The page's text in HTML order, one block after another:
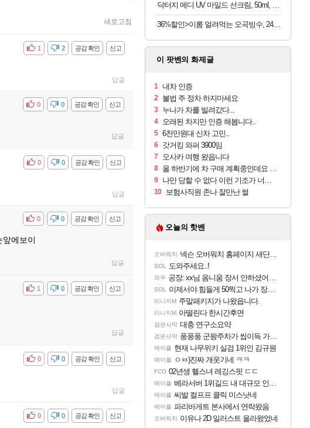
새로고침
신고
공감 확인
비공감 2
1
답글
신고
공감 확인
비공감 0
0
답글
신고
공감 확인
비공감 0
0
답글
신고
공감 확인
비공감 0
0
에보이
답글
신고
공감 확인
비공감 0
1
답글
신고
공감 확인
비공감 0
0
답글
신고
공감 확인
비공감 0
0
닥터지 메디 UV 마일드 선크림, 50ml, 2개
36%할인>이롬 얼려먹는 오곡빙수, 24팩 + 통통단팥 4캔, 1세트
이 팟벤의 화제글
1 내차 인증
2 불법 주 정차 하지마세요
3 누나가 차를 빌려갔다...
4 오래된 차지만 인증 해봅니다..
5 6천만원대 신차 고민..
6 갓거킹 와퍼 3900임
7 오사카 여행 왔읍니다
8 올 하반기에 차 구매 계획중인데요 행님들
9 나만 당할 수 없다 이런 기조가 너무 팽배해져서 그런가
10 보험사직원 존나 잘만난 썰
오늘의 핫벤
오버워치 넥슨 오버워치 홈페이지 새단장!!
SOL 도와주세요..!
와우 공장: xx님 옴니움 장서 안하셨어요?
SOL 이제서야 힘들게 50찍고 나가 장궁 받았는데...
리니지M 주말패키지가 나왔읍니다.
리니지M 아떨린다 한시간후면
검은사막 대충 연구소요약
검은사막 풍풍풍 군왕주차가 씹이득 가성비라고 ????
메이플 현재 나무위키 실검 1위인 김규원
메이플 ㅇㅂ)진짜 개웃기네 ㅋㅋ
FCO 02년생 헬스녀 레깅스핏 ㄷㄷ
메이플 베라서버 1위길드 내 대규모 인원이탈종용 추정사건
메이플 씨발 컬프프 클릭 미스낫네
메이플 파리바게트 본사에서 연락왔음
오버워치 이유나 2D 일러스트 올라왔었네